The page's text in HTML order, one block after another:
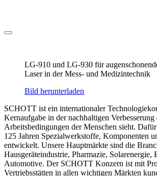
LG-910 und LG-930 für
Laser in der Mess- und Medizintechnik
Bild herunterladen
SCHOTT ist ein internationaler
Kernaufgabe in der nachhaltigen Verbesserung
Arbeitsbedingungen der Menschen sieht.
125 Jahren Spezialwerkstoffe, Komponenten
entwickelt. Unsere Hauptmärkte sind die
Hausgeräteindustrie, Pharmazie,
Automotive. Der SCHOTT Konzern ist mit
Vertriebsstätten in allen wichtigen Märkten